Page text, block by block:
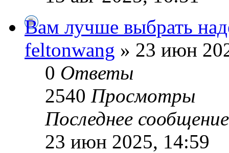
Вам лучше выбрать
feltonwang » 23 июн
0 Ответы
2540 Просмотры
Последнее
23 июн 2025, 14:59